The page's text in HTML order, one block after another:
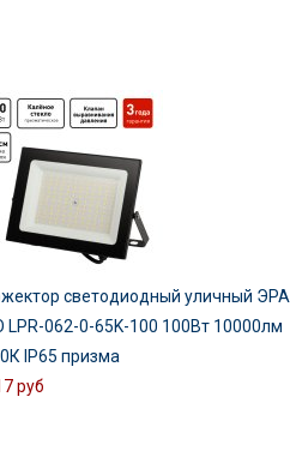
светодиодный уличный ЭРА
LPR-062-0-65K-100 100Вт 10000лм
IP65 призма
руб